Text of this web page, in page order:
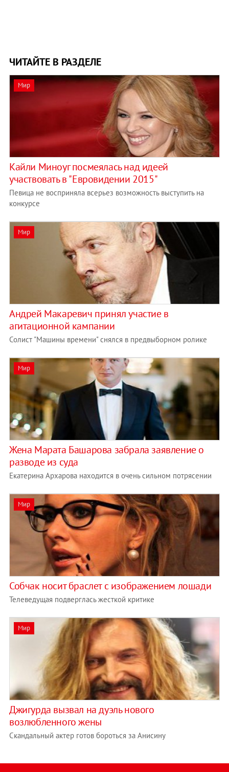
ЧИТАЙТЕ В РАЗДЕЛЕ
Мир
Кайли Миноуг посмеялась над идеей
участвовать в "Евровидении 2015"
Певица не восприняла всерьез возможность выступить на
конкурсе
Мир
Андрей Макаревич принял участие в
агитационной кампании
Солист "Машины времени" снялся в предвыборном ролике
Мир
Жена Марата Башарова забрала заявление о
разводе из суда
Екатерина Архарова находится в очень сильном потрясении
Мир
Собчак носит браслет с изображением лошади
Телеведущая подверглась жесткой критике
Мир
Джигурда вызвал на дуэль нового
возлюбленного жены
Скандальный актер готов бороться за Анисину